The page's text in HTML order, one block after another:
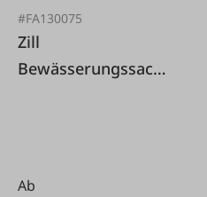
#FA130075
Zill
Bewässerungssack
Ab